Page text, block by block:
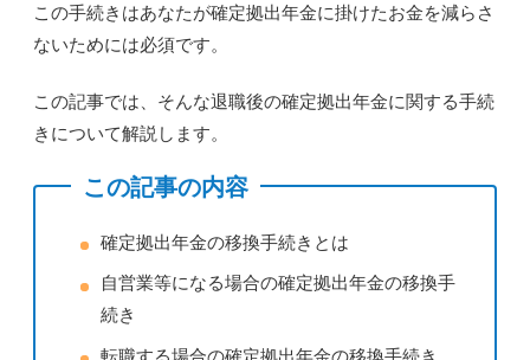
この手続きはあなたが確定拠出年金に掛けたお金を減らさ
ないためには必須です。
この記事では、そんな退職後の確定拠出年金に関する手続
きについて解説します。
この記事の内容
確定拠出年金の移換手続きとは
自営業等になる場合の確定拠出年金の移換手
続き
転職する場合の確定拠出年金の移換手続き